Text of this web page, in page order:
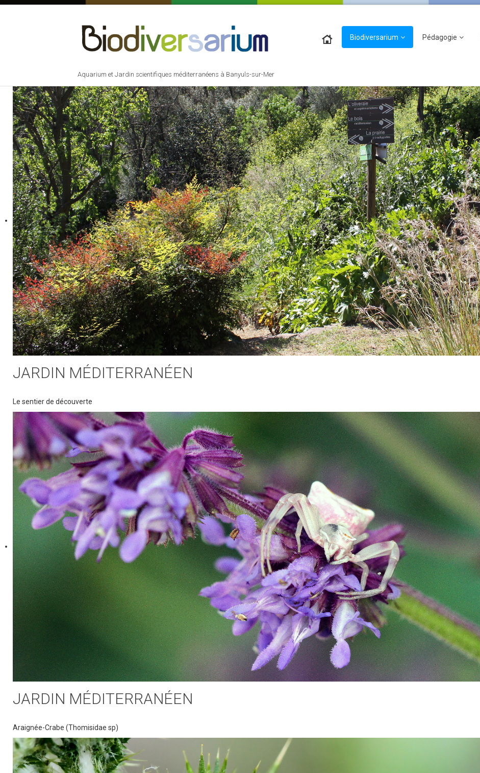
Aquarium et Jardin scientifiques méditerranéens à Banyuls-sur-Mer
Biodiversarium Pédagogie
JARDIN MÉDITERRANÉEN
Le sentier de découverte
JARDIN MÉDITERRANÉEN
Araignée-Crabe (Thomisidae sp)